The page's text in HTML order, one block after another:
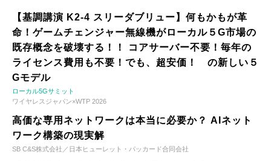
【基調講演 K2-4 スリーダブリュー】何もかもが革
命！ゲームチェンジャー無線機がローカル５G市場の
既存概念を破壊する！！ コアサーバー不要！毎年の
ライセンス費用も不要！でも、超安価！ の新しい５
Gモデル
ローカル5Gサミット
ワイヤレスジャパン×WTP 2026
高価な専用ネットワークは本当に必要か？ AIネット
ワーク構築の現実解
SB C&S株式会社／日本ヒューレット・パッカード合同会社